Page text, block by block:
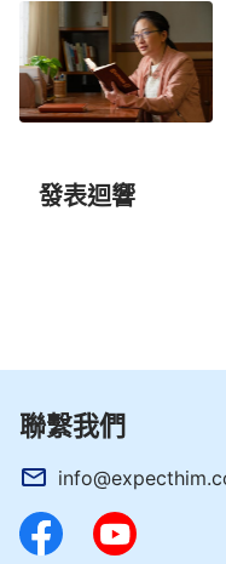
只要能把你的性情
的受造之物都看見，
的心更純潔，能達
是美善的，因你的美
是環境惡劣或是大
話，我願達到更純潔
字架的時候心裏還禱
了，就是你給我預
架，為你作這個見證
我的愛更純潔，我今
心裏感到安慰，感到
發表迴響
聯繫我們